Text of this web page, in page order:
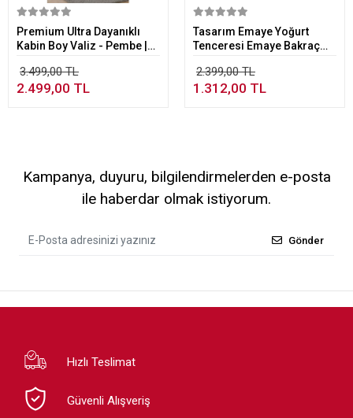
Sepete Ekle
Premium Ultra Dayanıklı
Kabin Boy Valiz - Pembe |
3.499,00 TL
2.499,00 TL
Sepete Ekle
Tasarım Emaye Yoğurt
Tenceresi Emaye Bakraç
2.399,00 TL
1.312,00 TL
Kampanya, duyuru, bilgilendirmelerden e-posta
ile haberdar olmak istiyorum.
Gönder
Hızlı Teslimat
Güvenli Alışveriş